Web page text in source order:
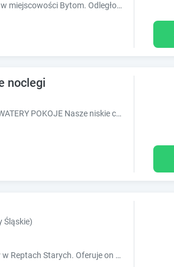
Obiekt MK Ceglany Domek położony jest w miejscowości Bytom. Odległość ważnych miejsc od obiektu: Stadion Górnika Zabrze ? 13 km, Stadion Ruc
noclegi
TANIE NOCLEGI, POKOJE GOŚCINNE, KWATERY POKOJE Nasze niskie ceny od 23,00 zł do 90,00 zł (cena uzależniona jest od standardu pokoju i czasu poby
Śląskie)
Pensjonat B&B Lando jest zlokalizowany w Reptach Starych. Oferuje on opcje zakwaterowania z bezpłatnym WiFi i widokiem na ogród, w którym znajduje